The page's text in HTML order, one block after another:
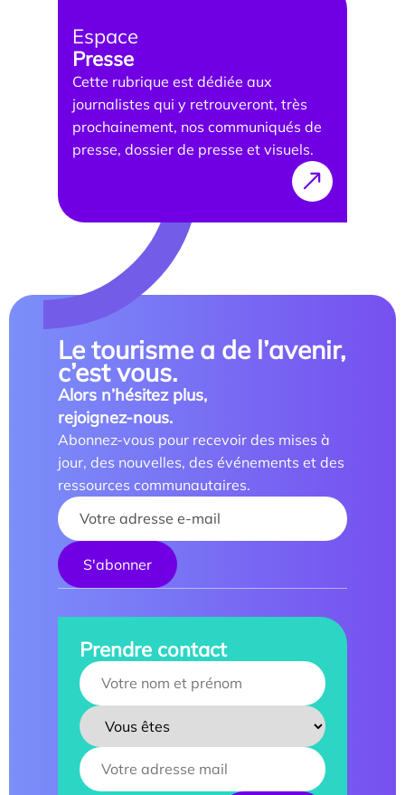
Les enjeux de l’égalité femmes-hommes dans les
métiers touristiques
Espace
Presse
Cette rubrique est dédiée aux
journalistes qui y retrouveront, très
prochainement, nos communiqués de
presse, dossier de presse et visuels.
Le tourisme a de l’avenir,
c’est vous.
Alors n’hésitez plus,
rejoignez-nous.
Abonnez-vous pour recevoir des mises à
jour, des nouvelles, des événements et des
ressources communautaires.
Your name :
Prendre contact
Your name :